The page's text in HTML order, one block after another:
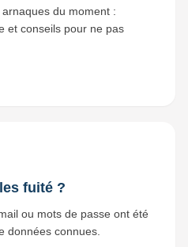
du moment :
et conseils pour ne pas
fuité ?
ou mots de passe ont été
données connues.